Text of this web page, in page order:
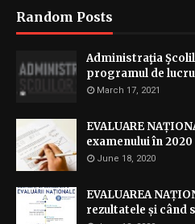
Random Posts
Administraţia
programul de
March 17, 2021
EVALUARE
examenului în 2020
June 18, 2020
EVALUAREA
rezultatele și când